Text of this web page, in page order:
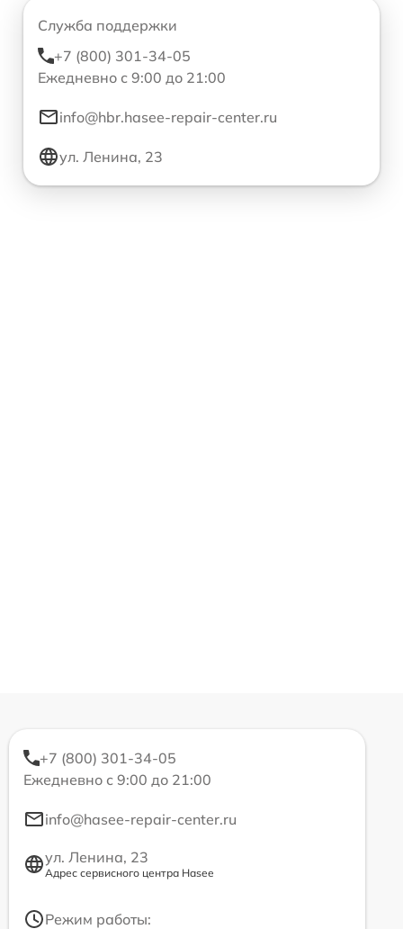
Служба поддержки
+7 (800) 301-34-05
Ежедневно с 9:00 до 21:00
info@hbr.hasee-repair-center.ru
ул. Ленина, 23
+7 (800) 301-34-05
Ежедневно с 9:00 до 21:00
info@hasee-repair-center.ru
ул. Ленина, 23
Адрес сервисного центра Hasee
Режим работы: